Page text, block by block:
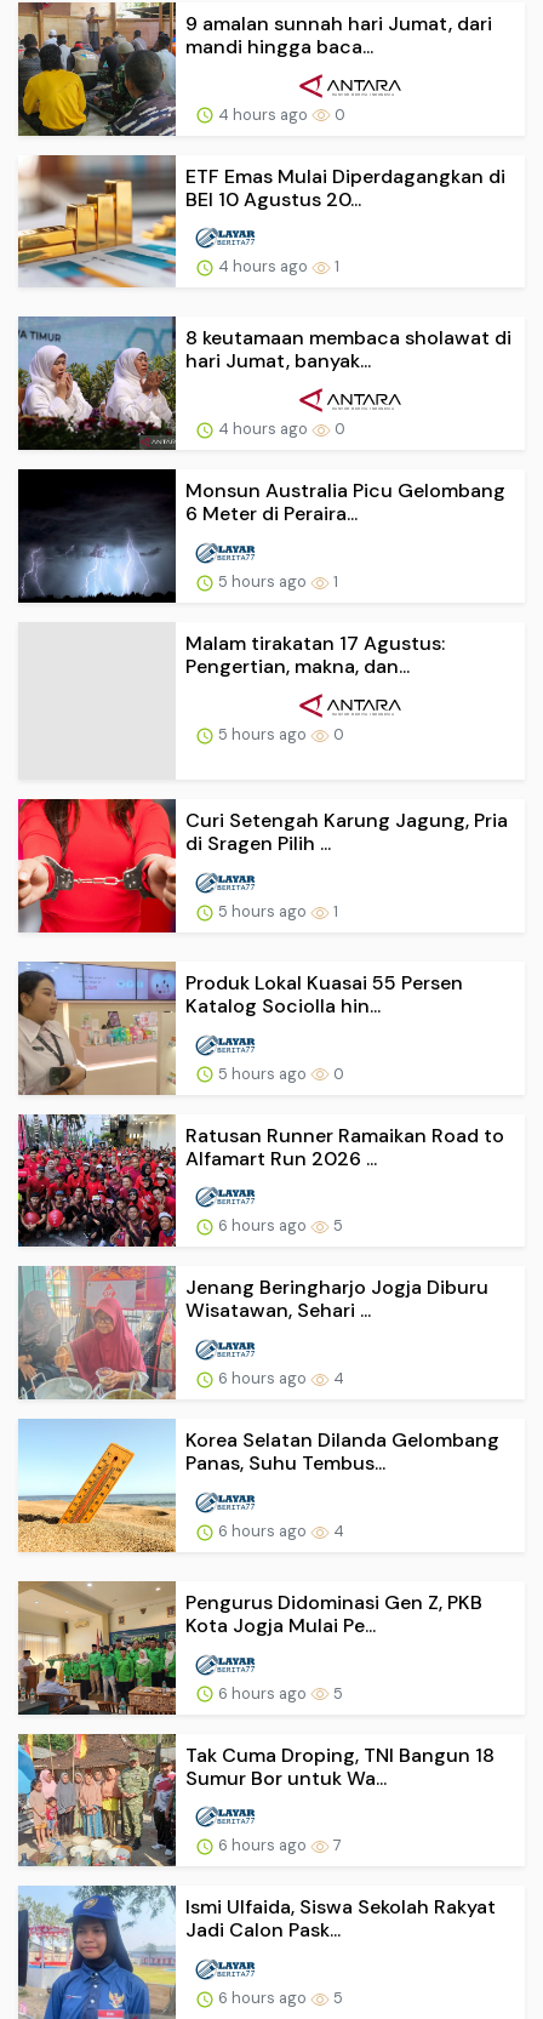
9 amalan sunnah hari Jumat, dari
mandi hingga baca...
4 hours ago 0
ETF Emas Mulai Diperdagangkan di
BEI 10 Agustus 20...
4 hours ago 1
8 keutamaan membaca sholawat di
hari Jumat, banyak...
4 hours ago 0
Monsun Australia Picu Gelombang
6 Meter di Peraira...
5 hours ago 1
Malam tirakatan 17 Agustus:
Pengertian, makna, dan...
5 hours ago 0
Curi Setengah Karung Jagung, Pria
di Sragen Pilih ...
5 hours ago 1
Produk Lokal Kuasai 55 Persen
Katalog Sociolla hin...
5 hours ago 0
Ratusan Runner Ramaikan Road to
Alfamart Run 2026 ...
6 hours ago 5
Jenang Beringharjo Jogja Diburu
Wisatawan, Sehari ...
6 hours ago 4
Korea Selatan Dilanda Gelombang
Panas, Suhu Tembus...
6 hours ago 4
Pengurus Didominasi Gen Z, PKB
Kota Jogja Mulai Pe...
6 hours ago 5
Tak Cuma Droping, TNI Bangun 18
Sumur Bor untuk Wa...
6 hours ago 7
Ismi Ulfaida, Siswa Sekolah Rakyat
Jadi Calon Pask...
6 hours ago 5